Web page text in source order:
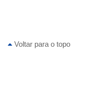
Voltar para o topo